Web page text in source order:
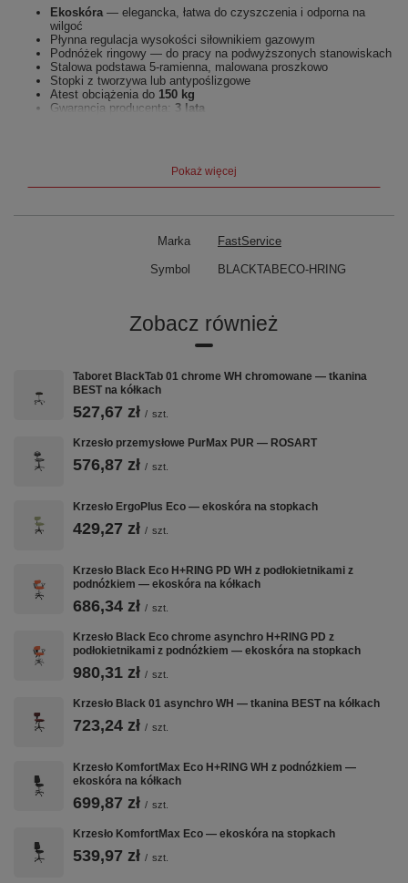
Ekoskóra — elegancka, łatwa do czyszczenia i odporna na
wilgoć
Płynna regulacja wysokości siłownikiem gazowym
Podnóżek ringowy — do pracy na podwyższonych stanowiskach
Stalowa podstawa 5-ramienna, malowana proszkowo
Stopki z tworzywa lub antypoślizgowe
Atest obciążenia do 150 kg
Gwarancja producenta: 3 lata
Wersja standardowa
Stalowa malowana proszkowo
Taboret BlackTab Eco H+RING sprawdzi się w:
Gabinetach kosmetycznych i medycznych
Biurach i stanowiskach kontroli
Zakładach produkcyjnych
kontroli)
Darmowa dostawa w 48h. 3 lata gwarancji. Polski producent ROSART.
Pokaż więcej
Marka FastService
Symbol BLACKTABECO-HRING
Zobacz również
Taboret BlackTab 01 chrome WH chromowane — tkanina
BEST na kółkach
527,67 zł / szt.
Krzesło przemysłowe PurMax PUR — ROSART
576,87 zł / szt.
Krzesło ErgoPlus Eco — ekoskóra na stopkach
429,27 zł / szt.
Krzesło Black Eco H+RING PD WH z podłokietnikami z
podnóżkiem — ekoskóra na kółkach
686,34 zł / szt.
Krzesło Black Eco chrome asynchro H+RING PD z
podłokietnikami z podnóżkiem — ekoskóra na stopkach
980,31 zł / szt.
Krzesło Black 01 asynchro WH — tkanina BEST na kółkach
723,24 zł / szt.
Krzesło KomfortMax Eco H+RING WH z podnóżkiem —
ekoskóra na kółkach
699,87 zł / szt.
Krzesło KomfortMax Eco — ekoskóra na stopkach
539,97 zł / szt.